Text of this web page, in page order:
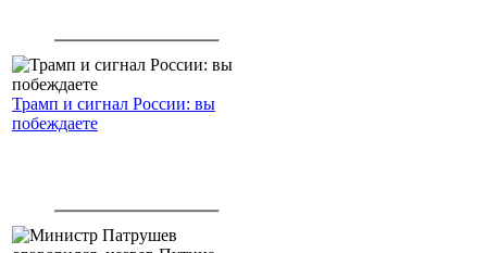
Трамп и сигнал России: вы
побеждаете